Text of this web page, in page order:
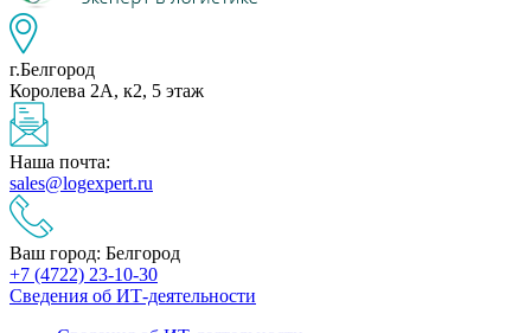
г.Белгород
Королева 2А, к2, 5 этаж
Наша почта:
sales@logexpert.ru
Ваш город: Белгород
+7 (4722) 23-10-30
Сведения об ИТ-деятельности